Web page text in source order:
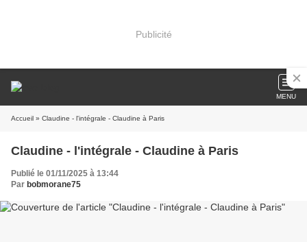
Publicité
MENU
Accueil » Claudine - l'intégrale - Claudine à Paris
Claudine - l'intégrale - Claudine à Paris
Publié le 01/11/2025 à 13:44
Par bobmorane75